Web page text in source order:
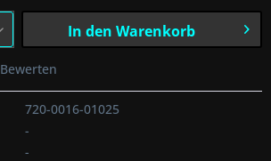
In den Warenkorb
Bewerten
720-0016-01025
-
-